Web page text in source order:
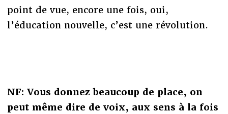
point de vue, encore une fois, oui,
l’éducation nouvelle, c’est une révolution.
NF: Vous donnez beaucoup de place, on
peut même dire de voix, aux sens à la fois